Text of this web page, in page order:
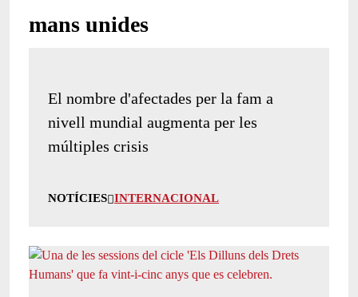
mans unides
El nombre d'afectades per la fam a
nivell mundial augmenta per les
múltiples crisis
NOTÍCIES INTERNACIONAL